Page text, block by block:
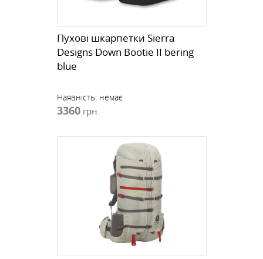
Пухові шкарпетки Sierra
Designs Down Bootie II bering
blue
Наявність: немає
3360 грн.